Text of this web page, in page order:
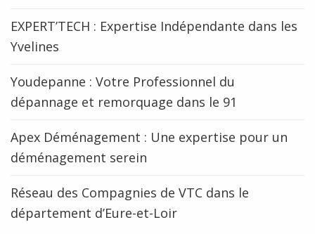
EXPERT’TECH : Expertise Indépendante dans les
Yvelines
Youdepanne : Votre Professionnel du
dépannage et remorquage dans le 91
Apex Déménagement : Une expertise pour un
déménagement serein
Réseau des Compagnies de VTC dans le
département d’Eure-et-Loir